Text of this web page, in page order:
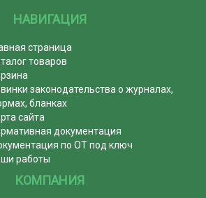
НАВИГАЦИЯ
страница
товаров
законодательства о журналах,
бланках
сайта
документация
по ОТ под ключ
работы
КОМПАНИЯ